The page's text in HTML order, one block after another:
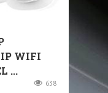
IP WIFI
...
638